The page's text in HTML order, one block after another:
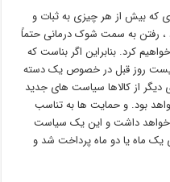
که بیش از هر چیزی به ثبات و
، رفتن به سمت شوک درمانی حتماً
کرد. بنابراین اگر بناست که
بیست روز قبل در خصوص یک دسته
دیگر از کالاها سیاست های جدید
بود. و حمایت ها به تناسب
خواهد داشت و این یک سیاست
ماه یا دو ماه پرداخت شد و